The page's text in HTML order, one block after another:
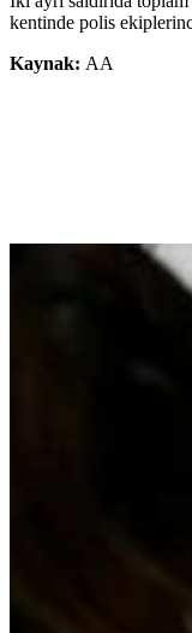
kentinde polis
Kaynak: AA